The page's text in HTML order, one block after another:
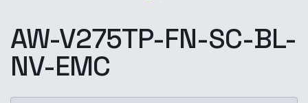
AW-V275TP-FN-SC-BL-
NV-EMC